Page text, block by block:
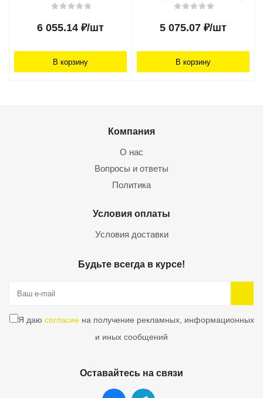
6 055.14 ₽/шт
В корзину
5 075.07 ₽/шт
В корзину
Компания
О нас
Вопросы и ответы
Политика
Условия оплаты
Условия доставки
Будьте всегда в курсе!
Я даю согласиена получение рекламных, информационных
и иных сообщений
Оставайтесь на связи